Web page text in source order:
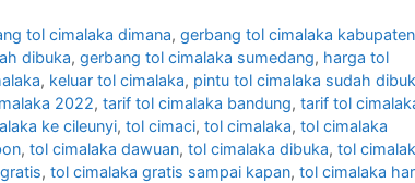
tol cimalaka dimana,gerbang tol cimalaka kabupaten
dibuka, gerbang tol cimalaka sumedang, harga tol
, keluar tol cimalaka, pintu tol cimalaka sudah
2022, tarif tol cimalaka bandung, tarif tol
ke cileunyi, tol cimaci, tol cimalaka, tol cimalaka
, tol cimalaka dawuan, tol cimalaka dibuka, tol
, tol cimalaka gratis sampai kapan, tol cimalaka